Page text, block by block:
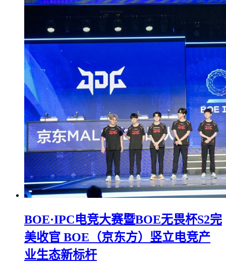
BOE·IPC电竞大赛暨BOE无畏杯S2完
美收官 BOE（京东方）竖立电竞产
业生态新标杆